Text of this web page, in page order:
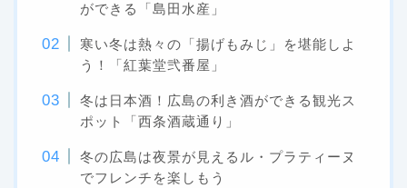
ができる「島田水産」
寒い冬は熱々の「揚げもみじ」を堪能しよ
う！「紅葉堂弐番屋」
冬は日本酒！広島の利き酒ができる観光ス
ポット「西条酒蔵通り」
冬の広島は夜景が見えるル・プラティーヌ
でフレンチを楽しもう